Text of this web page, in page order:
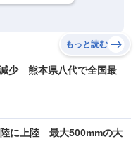
もっと読む
少 熊本県八代で全国最
に上陸 最大500mmの大